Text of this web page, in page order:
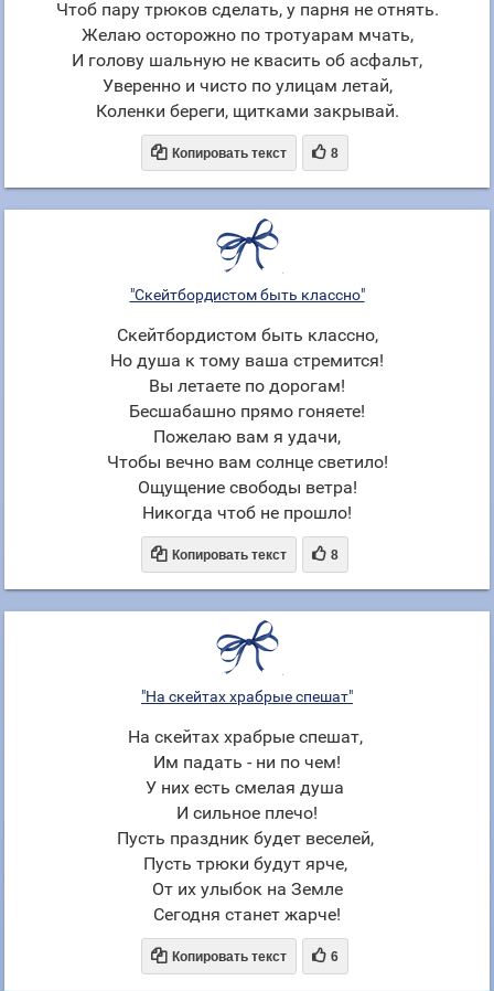
Чтоб пару трюков сделать, у парня не отнять.
Желаю осторожно по тротуарам мчать,
И голову шальную не квасить об асфальт,
Уверенно и чисто по улицам летай,
Коленки береги, щитками закрывай.
 Копировать текст  8
"Скейтбордистом быть классно"
Скейтбордистом быть классно,
Но душа к тому ваша стремится!
Вы летаете по дорогам!
Бесшабашно прямо гоняете!
Пожелаю вам я удачи,
Чтобы вечно вам солнце светило!
Ощущение свободы ветра!
Никогда чтоб не прошло!
 Копировать текст  8
"На скейтах храбрые спешат"
На скейтах храбрые спешат,
Им падать - ни по чем!
У них есть смелая душа
И сильное плечо!
Пусть праздник будет веселей,
Пусть трюки будут ярче,
От их улыбок на Земле
Сегодня станет жарче!
 Копировать текст  6